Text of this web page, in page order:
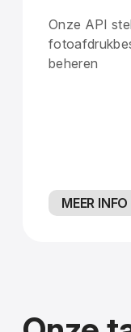
Onze API
beheren
MEER INFO